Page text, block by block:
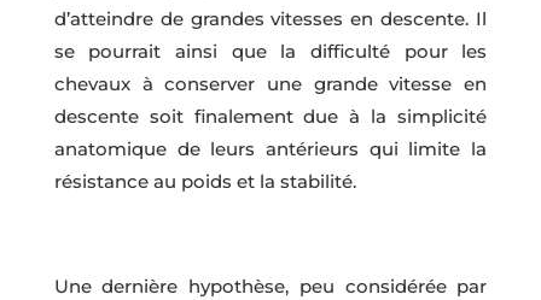
d’atteindre de grandes vitesses en descente. Il
se pourrait ainsi que la difficulté pour les
chevaux à conserver une grande vitesse en
descente soit finalement due à la simplicité
anatomique de leurs antérieurs qui limite la
résistance au poids et la stabilité.
Une dernière hypothèse, peu considérée par